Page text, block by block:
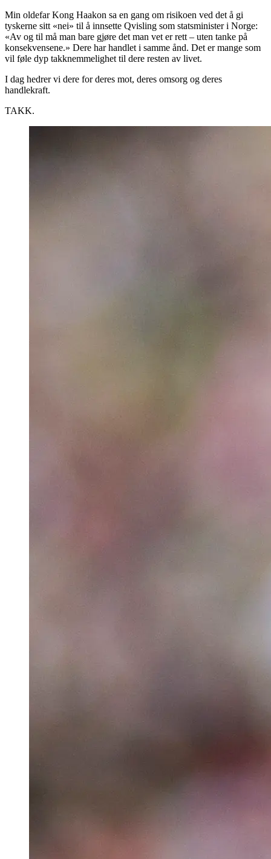
Min oldefar Kong Haakon sa en gang om risikoen ved det å gi
tyskerne sitt «nei» til å innsette Qvisling som statsminister i Norge:
«Av og til må man bare gjøre det man vet er rett – uten tanke på
konsekvensene.» Dere har handlet i samme ånd. Det er mange som
vil føle dyp takknemmelighet til dere resten av livet.
I dag hedrer vi dere for deres mot, deres omsorg og deres
handlekraft.
TAKK.